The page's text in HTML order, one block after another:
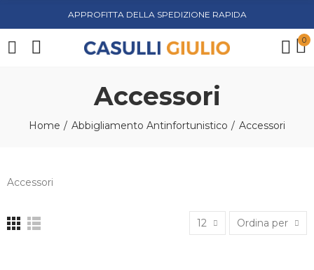
APPROFITTA DELLA SPEDIZIONE RAPIDA
0
Accessori
Home Abbigliamento Antinfortunistico Accessori
Accessori
12 Ordina per